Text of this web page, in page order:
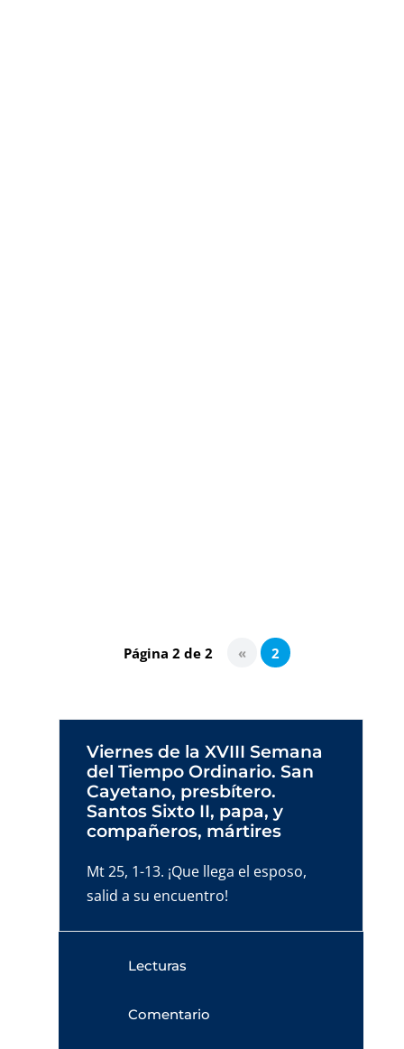
Página 2 de 2 « 2
Viernes de la XVIII Semana
del Tiempo Ordinario. San
Cayetano, presbítero.
Santos Sixto II, papa, y
compañeros, mártires
Mt 25, 1-13. ¡Que llega el esposo,
salid a su encuentro!
Lecturas
Comentario